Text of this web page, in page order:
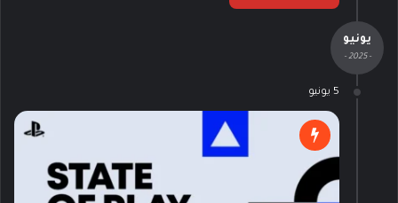
يونيو
- 2025 -
5 يونيو